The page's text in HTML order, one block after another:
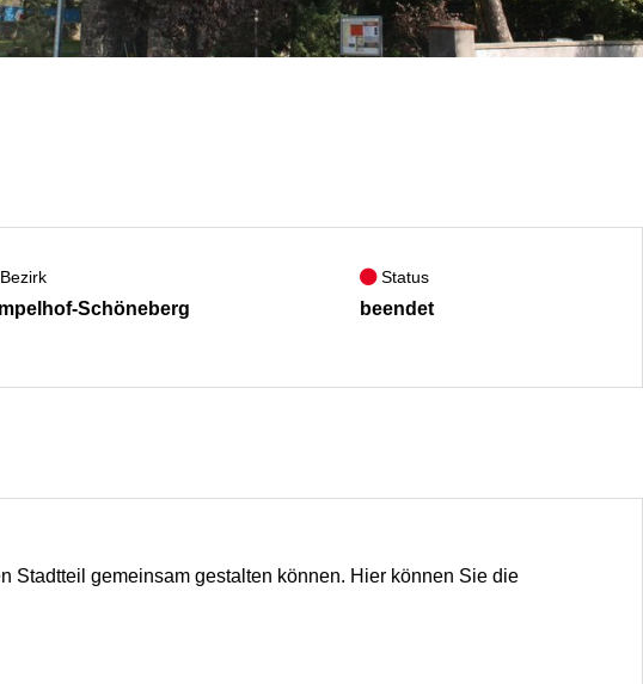
Schöneberg
Status
beendet
Stadtteil gemeinsam gestalten können. Hier können Sie die